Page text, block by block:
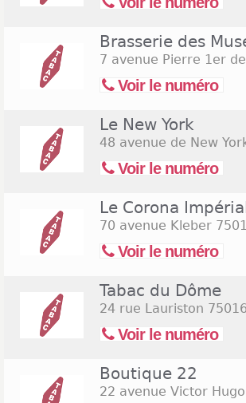
Brasserie des
7 avenue Pierre 1er
Voir le numéro
Le New York
48 avenue de New
Voir le numéro
Le Corona
70 avenue Kleber
Voir le numéro
Tabac du Dôme
24 rue Lauriston
Voir le numéro
Boutique 22
22 avenue Victor Hugo